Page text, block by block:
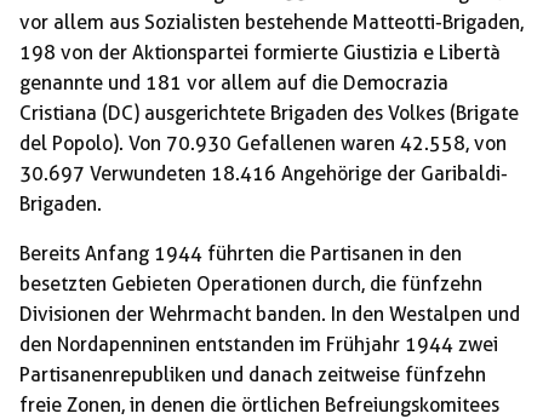
vor allem aus Sozialisten bestehende Matteotti-Brigaden,
198 von der Aktionspartei formierte Giustizia e Libertà
genannte und 181 vor allem auf die Democrazia
Cristiana (DC) ausgerichtete Brigaden des Volkes (Brigate
del Popolo). Von 70.930 Gefallenen waren 42.558, von
30.697 Verwundeten 18.416 Angehörige der Garibaldi-
Brigaden.
Bereits Anfang 1944 führten die Partisanen in den
besetzten Gebieten Operationen durch, die fünfzehn
Divisionen der Wehrmacht banden. In den Westalpen und
den Nordapenninen entstanden im Frühjahr 1944 zwei
Partisanenrepubliken und danach zeitweise fünfzehn
freie Zonen, in denen die örtlichen Befreiungskomitees